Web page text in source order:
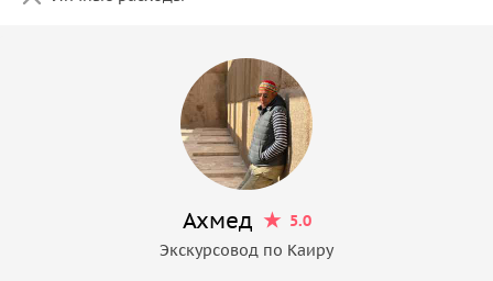
Ахмед
5.0
Экскурсовод по Каиру